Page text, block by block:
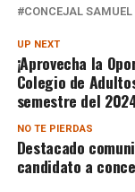
CONCEJAL
UP NEXT
¡Aprovecha la
Colegio de
semestre del
NO TE PIERDAS
Destacado
candidato a